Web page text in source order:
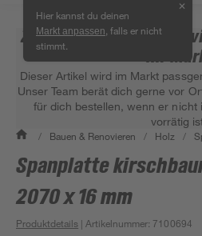
Hier kannst du deinen
Markt anpassen , falls er nicht
stimmt.
✕
Zuschnittsartikel –
im
Dieser Artikel wird im Markt
Unser Team berät dich gerne vor
für dich bestellen, wenn er nicht
vorrätig
/ Bauen & Renovieren / Holz /
Spanplatte
2070 x 16 mm
Produktdetails | Artikelnummer: 7100694